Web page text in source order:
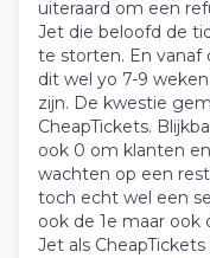
uiteraard om een
Jet die beloofd de
te storten. En vanaf
dit wel yo 7-9
zijn. De kwestie
CheapTickets.
ook 0 om klanten
wachten op een
toch echt wel een
ook de 1e maar ook
Jet als